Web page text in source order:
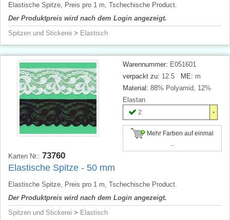
Elastische Spitze, Preis pro 1 m, Tschechische Product.
Der Produktpreis wird nach dem Login angezeigt.
Spitzen und Stickerei > Elastisch
Warennummer: E051601
verpackt zu: 12.5 ME: m
Material: 88% Polyamid, 12%
Elastan
2
Mehr Farben auf einmal
Karten Nr.: 73760
Elastische Spitze - 50 mm
Elastische Spitze, Preis pro 1 m, Tschechische Product.
Der Produktpreis wird nach dem Login angezeigt.
Spitzen und Stickerei > Elastisch